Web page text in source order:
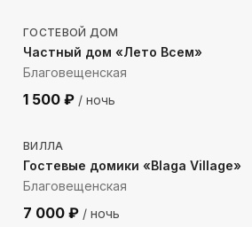
ГОСТЕВОЙ ДОМ
Частный дом «Лето Всем»
Благовещенская
1 500 ₽ / ночь
2682 м до моря
ВИЛЛА
Гостевые домики «Blaga Village»
Благовещенская
7 000 ₽ / ночь
343м до моря